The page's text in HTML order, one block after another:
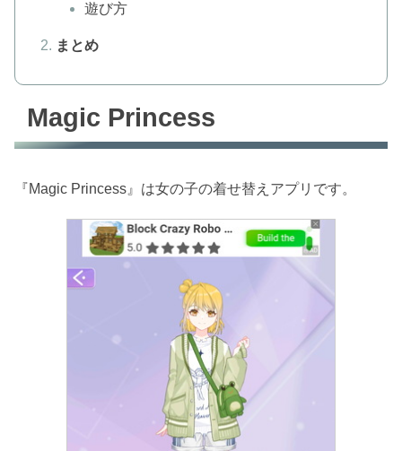
遊び方
まとめ
Magic Princess
『Magic Princess』は女の子の着せ替えアプリです。